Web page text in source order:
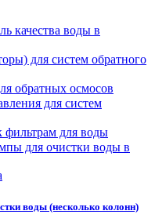
качества воды в
для систем обратного
обратных осмосов
для систем
фильтрам для воды
для очистки воды в
воды (несколько колонн)